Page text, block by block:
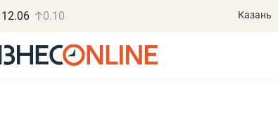
12.06 0.10 Казань